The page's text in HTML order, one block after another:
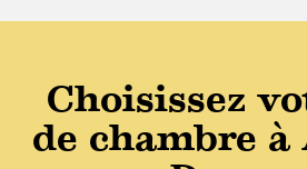
Choisissez
de chambre à